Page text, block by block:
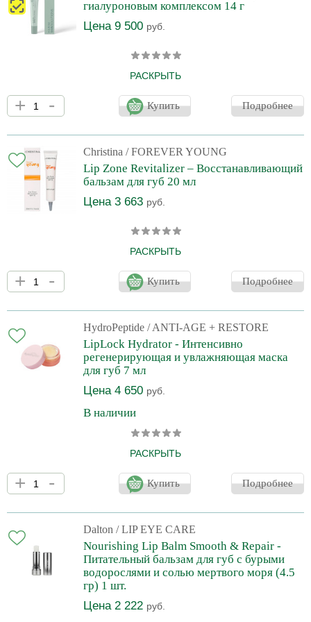
губ
гиалуроновым комплексом 14 г
Цена 9 500 руб.
РАСКРЫТЬ
Обеспечивает трехмерный подход к восстановлению
увлажнения, одновременно уменьшая проявление мелких и
глубоких морщин и возвращая губам их природную молодость.
кисетные морщинки. Эффективно борется с видимыми
признаками старения кожи губ и окружающей области.
+ - Купить Подробнее
Christina / FOREVER YOUNG
Lip Zone Revitalizer – Восстанавливающий
бальзам для губ 20 мл
Цена 3 663 руб.
РАСКРЫТЬ
Средство с легкой текстурой увлажняет, смягчает и питает кожу
губ, заживляет трещинки, устраняет шелушение, заполняет и
разглаживает морщинки. Обладает солнцезащитным
помады. Быстро впитывается, устраняя ощущение сухости и
стянутости кожи. При регулярном применении крема губы
становятся мягкими, приобретают ухоженный вид с четким
контуром.
+ - Купить Подробнее
HydroPeptide / ANTI-AGE + RESTORE
LipLock Hydrator - Интенсивно
регенерирующая и увлажняющая маска
для губ 7 мл
Цена 4 650 руб.
В наличии
РАСКРЫТЬ
Несмываемая маска-бальзам для губ с пептидным комплексом
Volulip™ и комбинацией роскошных масел способствует
усиленному синтезу коллагена и запускает процесс
увлажнение губ, возвращает им естественный объем и
наполненность. Эффекты: - постепенно разглаживает тонкие
линии и заломы на коже губ - восстанавливает липидный
баланс кожи - предупреждает потерю влаги - смягчает грубую
кожу, у
+ - Купить Подробнее
Dalton / LIP EYE CARE
Nourishing Lip Balm Smooth & Repair -
Питательный бальзам для губ с бурыми
водорослями и солью мертвого моря (4.5
гр) 1 шт.
Цена 2 222 руб.